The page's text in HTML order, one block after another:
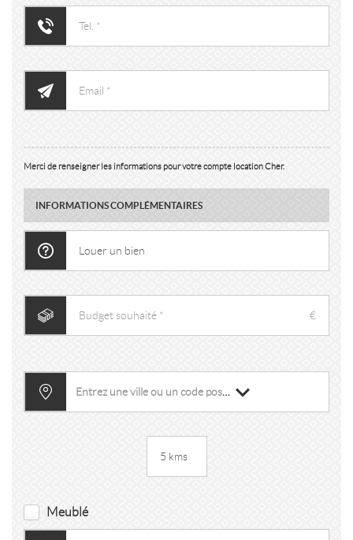
Merci de renseigner les informations pour votre compte location Cher.
INFORMATIONS COMPLÉMENTAIRES
€
Entrez une ville ou un code postal
Meublé